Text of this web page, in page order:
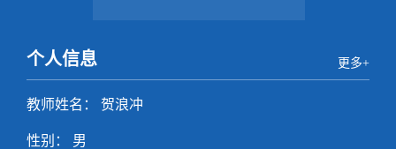
个人信息 更多+
教师姓名： 贺浪冲
性别： 男